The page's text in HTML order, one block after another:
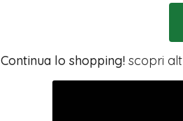
Continua lo shopping!scopri